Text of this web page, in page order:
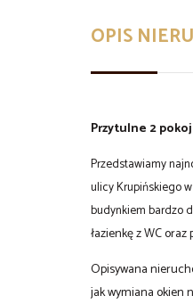
OPIS
Przytulne 2
Przedstawiamy
ulicy Krupińskiego
budynkiem bardzo
łazienkę z WC oraz
Opisywana
jak wymiana okien